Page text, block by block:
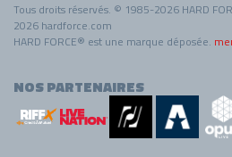
Tous droits réservés. © 1985-2026 HARD
2026 hardforce.com
HARD FORCE® est une marque déposée.
NOS PARTENAIRES